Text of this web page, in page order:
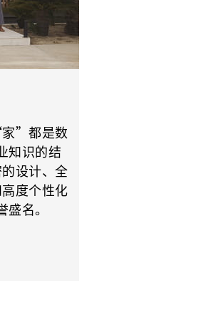
”都是数
知识的结
设计、全
度个性化
名。